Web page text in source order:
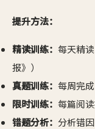
提升方法：
精读训练： 每天精
报》）
真题训练： 每周完
限时训练： 每篇阅
错题分析： 分析错